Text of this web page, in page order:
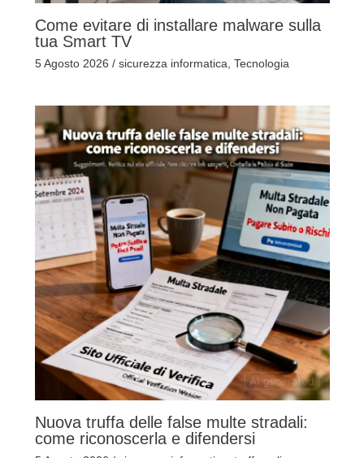
Come evitare di installare malware sulla
tua Smart TV
5 Agosto 2026 / sicurezza informatica Tecnologia
Nuova truffa delle false multe stradali:
come riconoscerla e difendersi